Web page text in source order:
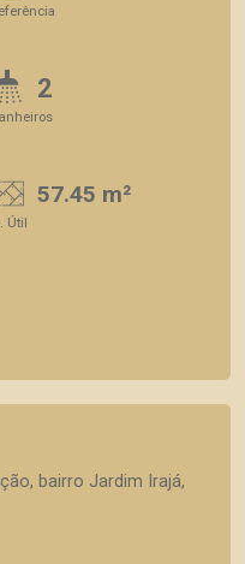
2
57.45 m²
Útil
bairro Jardim Irajá,